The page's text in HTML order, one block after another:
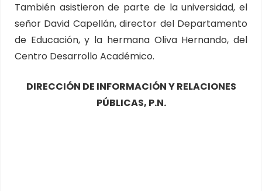
También asistieron de parte de la universidad, el
señor David Capellán, director del Departamento
de Educación, y la hermana Oliva Hernando, del
Centro Desarrollo Académico.
DIRECCIÓN DE INFORMACIÓN Y RELACIONES
PÚBLICAS, P.N.